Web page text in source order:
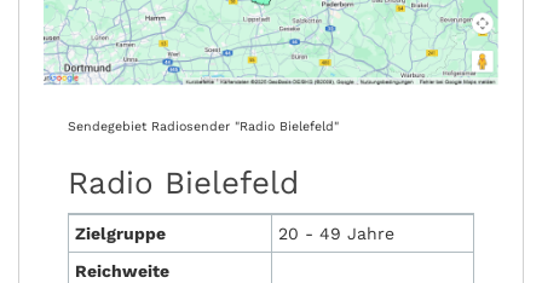
Sendegebiet Radiosender "Radio Bielefeld"
Radio Bielefeld
Zielgruppe
20 - 49 Jahre
Reichweite